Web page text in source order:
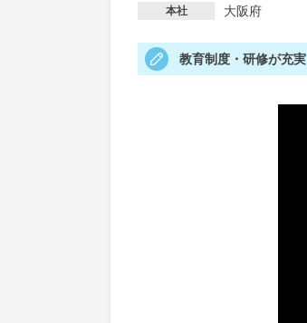
本社 大阪府
教育制度・研修が充実